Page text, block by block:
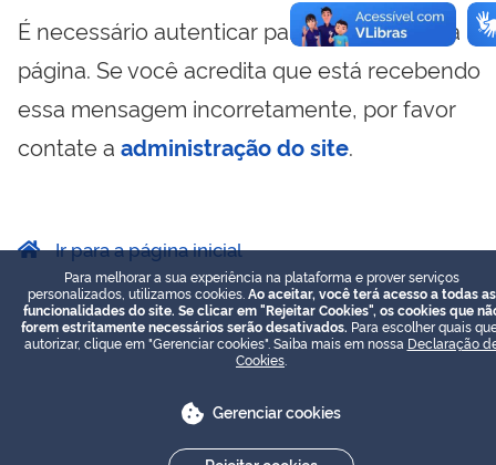
É necessário autenticar para visualizar essa
página. Se você acredita que está recebendo
essa mensagem incorretamente, por favor
contate a administração do site.
Ir para a página inicial
Para melhorar a sua experiência na plataforma e prover serviços
personalizados, utilizamos cookies. Ao aceitar, você terá acesso a todas as
funcionalidades do site. Se clicar em "Rejeitar Cookies", os cookies que
forem estritamente necessários serão desativados. Para escolher quais
autorizar, clique em "Gerenciar cookies". Saiba mais em nossa Declaração
Cookies
Gerenciar cookies